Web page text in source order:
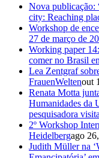
Nova publicação:
city: Reaching
Workshop de
27 de março de
Working paper
comer no Brasil
Lea Zentgraf
FrauenWeltenout
Renata Motta
Humanidades da
pesquisadora
2º Workshop
Heidelbergago
Judith Müller na